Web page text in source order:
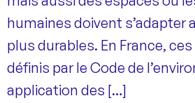
humaines doivent s’adapter
plus durables. En France,
définis par le Code de
application des […]